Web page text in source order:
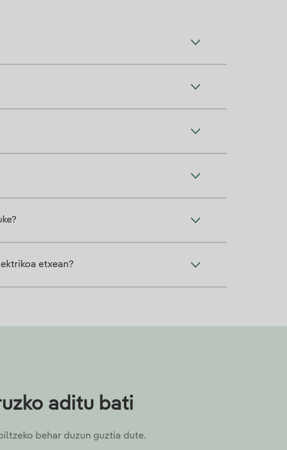
etxean?
aditu bati
behar duzun guztia dute.